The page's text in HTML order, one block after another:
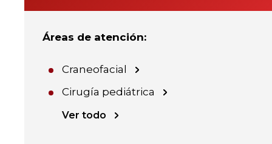
Áreas de atención:
Craneofacial
Cirugía pediátrica
Ver todo